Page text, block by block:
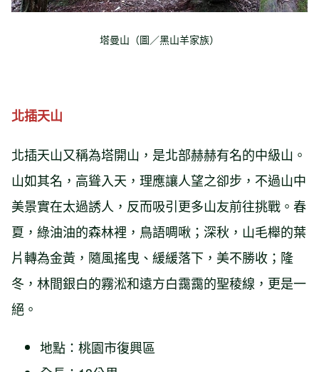
塔曼山（圖／黑山羊家族）
北插天山
北插天山又稱為塔開山，是北部赫赫有名的中級山。
山如其名，高聳入天，理應讓人望之卻步，不過山中
美景實在太過誘人，反而吸引更多山友前往挑戰。春
夏，綠油油的森林裡，鳥語啁啾；深秋，山毛櫸的葉
片轉為金黃，隨風搖曳、緩緩落下，美不勝收；隆
冬，林間銀白的霧淞和遠方白靄靄的聖稜線，更是一
絕。
地點：桃園市復興區